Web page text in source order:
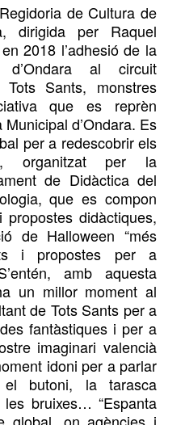
de Cultura de
dirigida per Raquel
2018 l’adhesió de la
d’Ondara al circuit
Sants, monstres
que es reprèn
d’Ondara. Es
per a redescobrir els
organitzat per la
de Didàctica del
que es compon
didàctiques,
de Halloween “més
i propostes per a
amb aquesta
un millor moment al
de Tots Sants per a
fantàstiques i per a
imaginari valencià
idoni per a parlar
butoni, la tarasca
bruixes… “Espanta